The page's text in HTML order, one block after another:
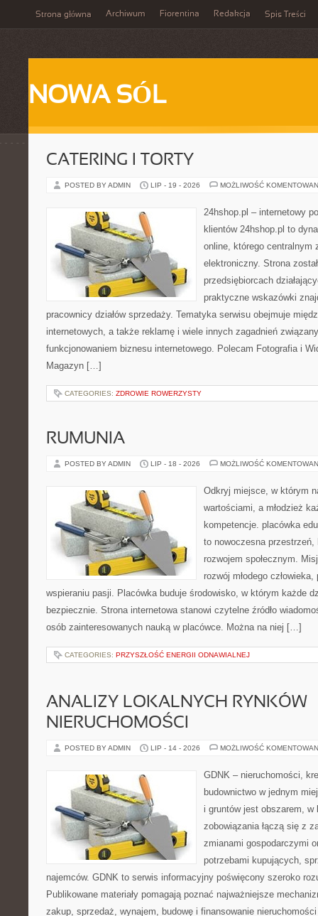
Strona główna Archiwum Fiorentina Redakcja Spis Treści
NOWA SÓL
CATERING I TORTY
POSTED BY ADMIN LIP - 19 - 2026 MOŻLIWOŚĆ
24hshop.pl – internetowy
klientów 24hshop.pl to
online, którego centralnym
elektroniczny. Strona
przedsiębiorcach
praktyczne wskazówki
pracownicy działów sprzedaży. Tematyka serwisu obejmuje
internetowych, a także reklamę i wiele innych zagadnień
funkcjonowaniem biznesu internetowego. Polecam Fotografia i
Magazyn […]
CATEGORIES: ZDROWIE ROWERZYSTY
RUMUNIA
POSTED BY ADMIN LIP - 18 - 2026 MOŻLIWOŚĆ
Odkryj miejsce, w którym
wartościami, a młodzież
kompetencje. placówka
to nowoczesna
rozwojem społecznym.
rozwój młodego
wspieraniu pasji. Placówka buduje środowisko, w którym każde
bezpiecznie. Strona internetowa stanowi czytelne źródło
osób zainteresowanych nauką w placówce. Można na niej […]
CATEGORIES: PRZYSZŁOŚĆ ENERGII ODNAWIALNEJ
ANALIZY LOKALNYCH RYNKÓW
NIERUCHOMOŚCI
POSTED BY ADMIN LIP - 14 - 2026 MOŻLIWOŚĆ
GDNK – nieruchomości,
budownictwo w jednym
i gruntów jest obszarem, w
zobowiązania łączą się z
zmianami gospodarczymi
potrzebami kupujących,
najemców. GDNK to serwis informacyjny poświęcony szeroko
Publikowane materiały pomagają poznać najważniejsze
zakup, sprzedaż, wynajem, budowę i finansowanie